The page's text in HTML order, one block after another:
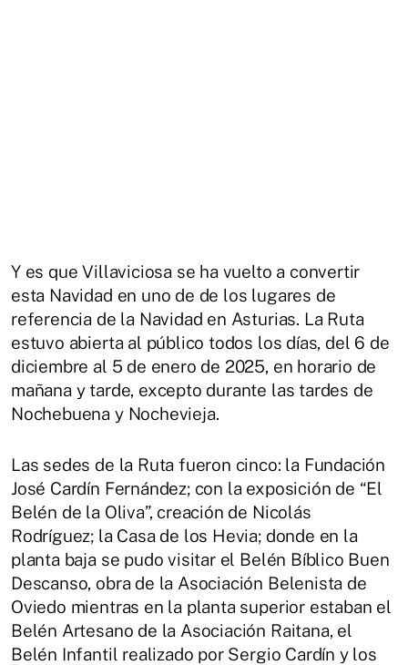
Y es que Villaviciosa se ha vuelto a convertir
esta Navidad en uno de de los lugares de
referencia de la Navidad en Asturias. La Ruta
estuvo abierta al público todos los días, del 6 de
diciembre al 5 de enero de 2025, en horario de
mañana y tarde, excepto durante las tardes de
Nochebuena y Nochevieja.
Las sedes de la Ruta fueron cinco: la Fundación
José Cardín Fernández; con la exposición de “El
Belén de la Oliva”, creación de Nicolás
Rodríguez; la Casa de los Hevia; donde en la
planta baja se pudo visitar el Belén Bíblico Buen
Descanso, obra de la Asociación Belenista de
Oviedo mientras en la planta superior estaban el
Belén Artesano de la Asociación Raitana, el
Belén Infantil realizado por Sergio Cardín y los